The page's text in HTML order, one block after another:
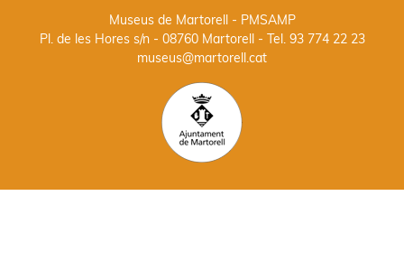
Museus de Martorell - PMSAMP
Pl. de les Hores s/n - 08760 Martorell- Tel. 93 774 22 23
museus@martorell.cat